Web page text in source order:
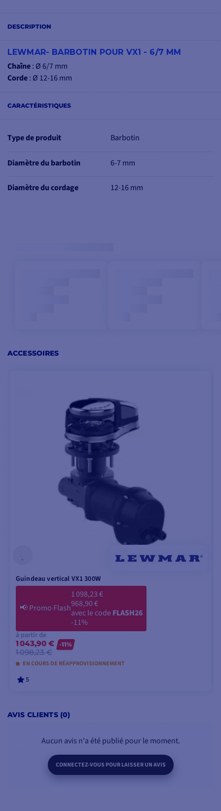
CARACTÉRISTIQUES
Type de produit Barbotin
Diamètre du barbotin 6-7 mm
Diamètre du cordage 12-16 mm
DESCRIPTION
LEWMAR- BARBOTIN POUR VX1 - 6/7 MM
Chaîne: Ø 6/7 mm
Corde: Ø 12-16 mm
ACCESSOIRES
Guindeau vertical VX1 300W
📢Promo Flash
1 098,23 €
968,90 €
avec le codeFLASH26
-11%
à partir de
1 043,90 €
1 098,23 €
-11%
EN COURS DE RÉAPPROVISIONNEMENT
5
AVIS CLIENTS (0)
Aucun avis n'a été publié pour le moment.
CONNECTEZ-VOUS POUR LAISSER UN AVIS